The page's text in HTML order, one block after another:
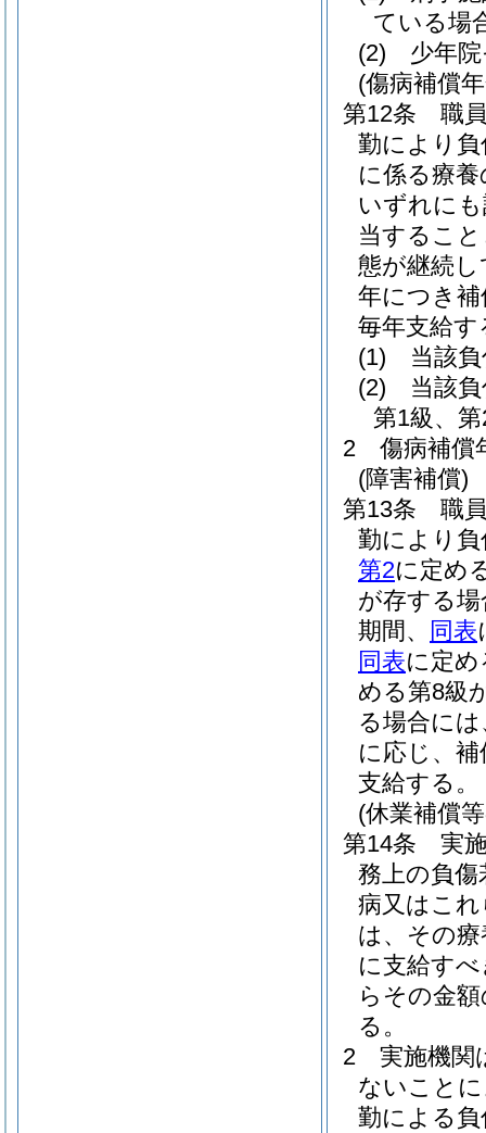
ている場
(2)
少年
(傷病補償
第12条
職
勤により
に係る療
いずれに
当するこ
態が継続
年につき
毎年支給す
(1)
当該
(2)
当該
第1級、
2
傷病補償
(障害補償)
第13条
職
勤により
第2に定め
が存する
期間、
同表
同表に定
める第8級
る場合に
に応じ、
支給する。
(休業補償
第14条
実
務上の負
病又はこ
は、その
に支給す
らその金
る。
2
実施機関
ないこと
勤による